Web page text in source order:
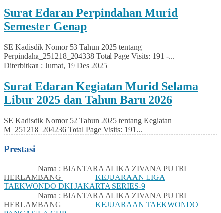
Surat Edaran Perpindahan Murid
Semester Genap
SE Kadisdik Nomor 53 Tahun 2025 tentang
Perpindaha_251218_204338 Total Page Visits: 191 -...
Diterbitkan : Jumat, 19 Des 2025
Surat Edaran Kegiatan Murid Selama
Libur 2025 dan Tahun Baru 2026
SE Kadisdik Nomor 52 Tahun 2025 tentang Kegiatan
M_251218_204236 Total Page Visits: 191...
Prestasi
Nama : BIANTARA ALIKA ZIVANA PUTRI
HERLAMBANG
KEJUARAAN LIGA
TAEKWONDO DKI JAKARTA SERIES-9
Nama : BIANTARA ALIKA ZIVANA PUTRI
HERLAMBANG
KEJUARAAN TAEKWONDO